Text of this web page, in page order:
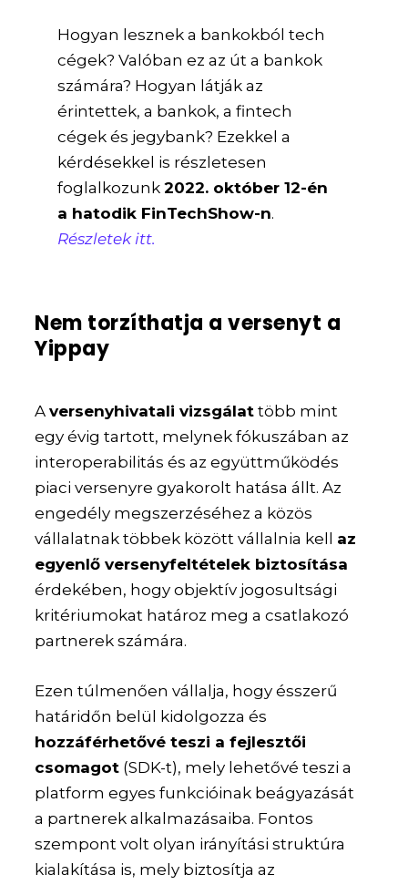
Hogyan lesznek a bankokból tech
cégek? Valóban ez az út a bankok
számára? Hogyan látják az
érintettek, a bankok, a fintech
cégek és jegybank? Ezekkel a
kérdésekkel is részletesen
foglalkozunk2022. október 12-én
a hatodik FinTechShow-n.
Részletek itt.
Nem torzíthatja a versenyt a
Yippay
Aversenyhivatali vizsgálat több mint
egy évig tartott, melynek fókuszában az
interoperabilitás és az együttműködés
piaci versenyre gyakorolt hatása állt. Az
engedély megszerzéséhez a közös
vállalatnak többek között vállalnia kell az
egyenlő versenyfeltételek biztosítása
érdekében, hogy objektív jogosultsági
kritériumokat határoz meg a csatlakozó
partnerek számára.
Ezen túlmenően vállalja, hogy ésszerű
határidőn belül kidolgozza és
hozzáférhetővé teszi a fejlesztői
csomagot (SDK-t), mely lehetővé teszi a
platform egyes funkcióinak beágyazását
a partnerek alkalmazásaiba. Fontos
szempont volt olyan irányítási struktúra
kialakítása is, mely biztosítja az